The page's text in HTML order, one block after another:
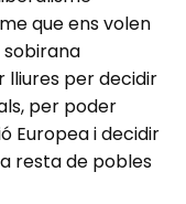
que ens volen
lliures per decidir
per poder
Europea i decidir
resta de pobles